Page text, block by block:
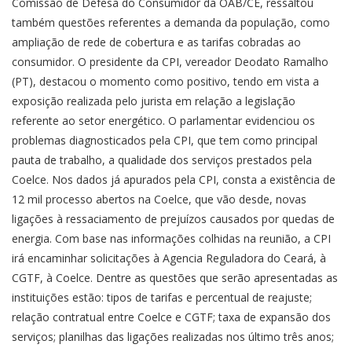
também questões referentes a demanda da população, como
ampliação de rede de cobertura e as tarifas cobradas ao
consumidor. O presidente da CPI, vereador Deodato Ramalho
(PT), destacou o momento como positivo, tendo em vista a
exposição realizada pelo jurista em relação a legislação
referente ao setor energético. O parlamentar evidenciou os
problemas diagnosticados pela CPI, que tem como principal
pauta de trabalho, a qualidade dos serviços prestados pela
Coelce. Nos dados já apurados pela CPI, consta a existência de
12 mil processo abertos na Coelce, que vão desde, novas
ligações à ressaciamento de prejuízos causados por quedas de
energia. Com base nas informações colhidas na reunião, a CPI
irá encaminhar solicitações à Agencia Reguladora do Ceará, à
CGTF, à Coelce. Dentre as questões que serão apresentadas as
instituições estão: tipos de tarifas e percentual de reajuste;
relação contratual entre Coelce e CGTF; taxa de expansão dos
serviços; planilhas das ligações realizadas nos último três anos;